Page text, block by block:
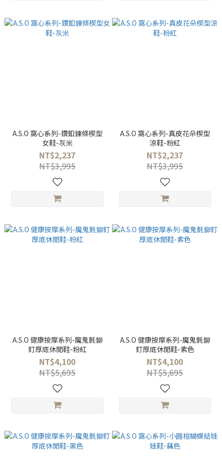
A.S.O 窩心系列-鑽釦鍊條楔型
女鞋-灰米
NT$2,237
NT$3,995
A.S.O 窩心系列-真皮花朵楔型
涼鞋-粉紅
NT$2,237
NT$3,995
A.S.O 健康按摩系列-魔鬼氈鉚
釘厚底休閒鞋-粉紅
NT$4,100
NT$5,695
A.S.O 健康按摩系列-魔鬼氈鉚
釘厚底休閒鞋-紫色
NT$4,100
NT$5,695